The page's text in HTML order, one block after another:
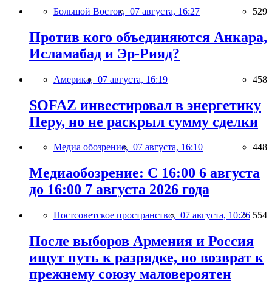
Большой Восток, 07 августа, 16:27 529
Против кого объединяются Анкара,
Исламабад и Эр-Рияд?
Америка, 07 августа, 16:19 458
SOFAZ инвестировал в энергетику
Перу, но не раскрыл сумму сделки
Медиа обозрение, 07 августа, 16:10 448
Медиаобозрение: С 16:00 6 августа
до 16:00 7 августа 2026 года
Постсоветское пространство, 07 августа, 10:26 554
После выборов Армения и Россия
ищут путь к разрядке, но возврат к
прежнему союзу маловероятен